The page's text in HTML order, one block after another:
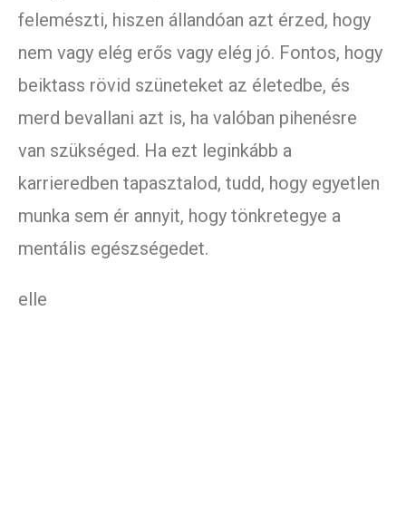
felemészti, hiszen állandóan azt érzed, hogy
nem vagy elég erős vagy elég jó. Fontos, hogy
beiktass rövid szüneteket az életedbe, és
merd bevallani azt is, ha valóban pihenésre
van szükséged. Ha ezt leginkább a
karrieredben tapasztalod, tudd, hogy egyetlen
munka sem ér annyit, hogy tönkretegye a
mentális egészségedet.
elle